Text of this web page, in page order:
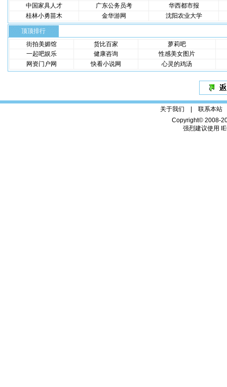
中国家具人才
广东公务员考
华西都市报
桂林小勇苗木
金华游网 沈阳农业大学
顶顶排行
街拍美媚馆
货比百家
萝莉吧
一起吧娱乐
健康咨询
性感美女图片
网资门户网
快看小说网 心灵的鸡汤
关于我们 | 联系本站
Copyright© 2008-
强烈建议使用